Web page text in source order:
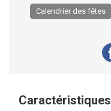
Calendrier des fêtes
Caractéristiques